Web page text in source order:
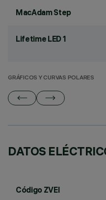
MacAdam Step
Lifetime LED 1
GRÁFICOS Y CURVAS POLARES
DATOS
Código ZVEI